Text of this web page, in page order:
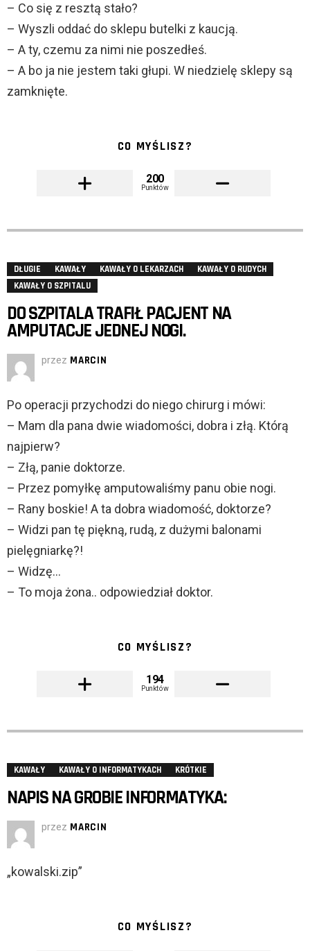
– Co się z resztą stało?
– Wyszli oddać do sklepu butelki z kaucją.
– A ty, czemu za nimi nie poszedłeś.
– A bo ja nie jestem taki głupi. W niedzielę sklepy są
zamknięte.
CO MYŚLISZ?
200
Punktów
DŁUGIE KAWAŁY KAWAŁY O LEKARZACH
KAWAŁY O RUDYCH
KAWAŁY O SZPITALU
DO SZPITALA TRAFIŁ PACJENT NA
AMPUTACJE JEDNEJ NOGI.
przez MARCIN
Po operacji przychodzi do niego chirurg i mówi:
– Mam dla pana dwie wiadomości, dobra i złą. Którą
najpierw?
– Złą, panie doktorze.
– Przez pomyłkę amputowaliśmy panu obie nogi.
– Rany boskie! A ta dobra wiadomość, doktorze?
– Widzi pan tę piękną, rudą, z dużymi balonami
pielęgniarkę?!
– Widzę…
– To moja żona.. odpowiedział doktor.
CO MYŚLISZ?
194
Punktów
KAWAŁY KAWAŁY O INFORMATYKACH KRÓTKIE
NAPIS NA GROBIE INFORMATYKA:
przez MARCIN
„kowalski.zip”
CO MYŚLISZ?